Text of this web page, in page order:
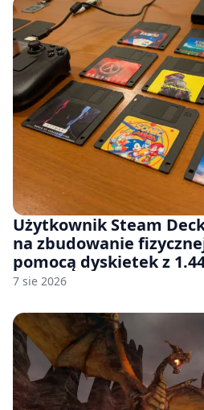
Użytkownik Steam
na zbudowanie
pomocą dyskietek z
7 sie 2026